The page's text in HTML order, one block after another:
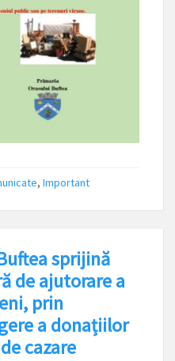
, Important
sprijină
de ajutorare a
prin
a donațiilor
cazare